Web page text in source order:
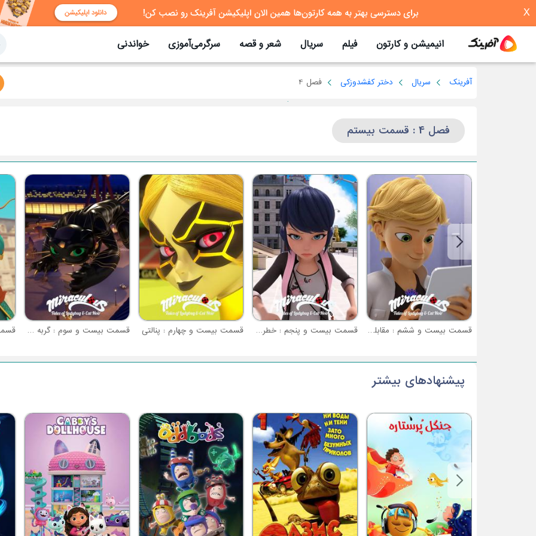
X
انیمیشن و کارتون فیلم سریال شعر و قصه سرگرمی‌آموزی خواندنی
آفرینک سریال دختر کفشدوزکی فصل 4
فصل 4 : قسمت بیستم
قسمت بیست و ششم : مقابله به مثل (حمله نهایی شادو ماس - بخش 2) قسمت بیست و پنجم : خطر (حمله نهایی شادو ماس - بخش 1) قسمت بیست و چهارم : پنالتی قسمت بیست و سوم : گربه سیاه
پیشنهادهای بیشتر